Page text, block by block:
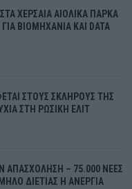
ΧΕΡΣΑΙΑ ΑΙΟΛΙΚΑ ΠΑΡΚΑ
ΒΙΟΜΗΧΑΝΙΑ ΚΑΙ DATA
ΣΤΟΥΣ ΣΚΛΗΡΟΥΣ ΤΗΣ
ΣΤΗ ΡΩΣΙΚΗ ΕΛΙΤ
ΑΠΑΣΧΟΛΗΣΗ – 75.000 ΝΕΕΣ
ΔΙΕΤΙΑΣ Η ΑΝΕΡΓΙΑ